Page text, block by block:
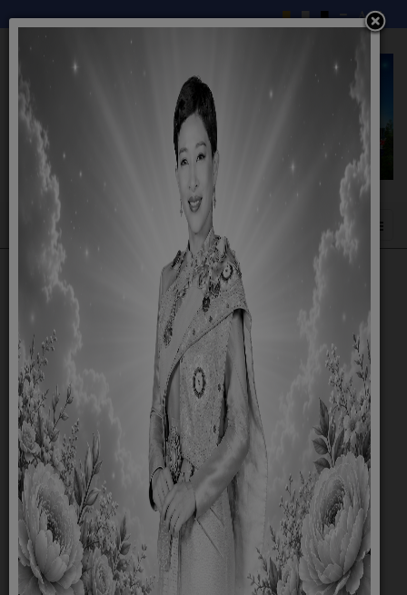
รายงานงบการเงิน
เทศบาลตำบลท้ายดง
ปี 2568
ปี 2567
ปี 2566
ปี 2565